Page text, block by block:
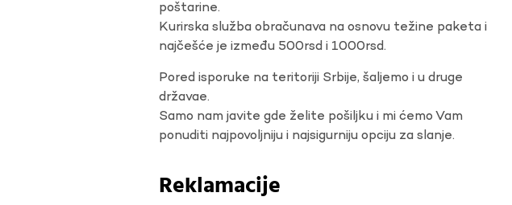
poštarine.
Kurirska služba obračunava na osnovu težine paketa i
najčešće je između 500rsd i 1000rsd.
Pored isporuke na teritoriji Srbije, šaljemo i u druge
državae.
Samo nam javite gde želite pošiljku i mi ćemo Vam
ponuditi najpovoljniju i najsigurniju opciju za slanje.
Reklamacije